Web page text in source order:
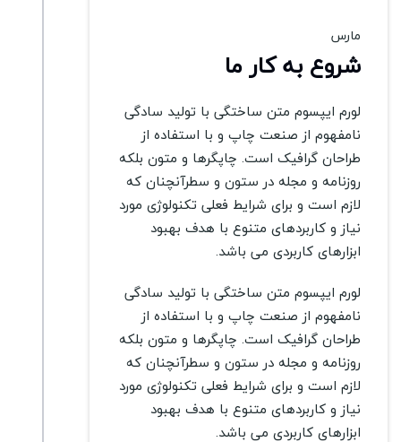
مارس
شروع به کار ما
لورم ایپسوم متن ساختگی با تولید سادگی
نامفهوم از صنعت چاپ و با استفاده از
طراحان گرافیک است. چاپگرها و متون بلکه
روزنامه و مجله در ستون و سطرآنچنان که
لازم است و برای شرایط فعلی تکنولوژی مورد
نیاز و کاربردهای متنوع با هدف بهبود
ابزارهای کاربردی می باشد.
لورم ایپسوم متن ساختگی با تولید سادگی
نامفهوم از صنعت چاپ و با استفاده از
طراحان گرافیک است. چاپگرها و متون بلکه
روزنامه و مجله در ستون و سطرآنچنان که
لازم است و برای شرایط فعلی تکنولوژی مورد
نیاز و کاربردهای متنوع با هدف بهبود
ابزارهای کاربردی می باشد.